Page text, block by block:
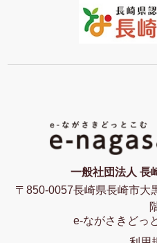
一般社団法人 長
〒850-0057長崎県長崎市大
e-ながさきどっ